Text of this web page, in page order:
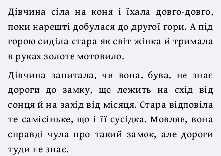
Дівчина сіла на коня і їхала довго-довго,
поки нарешті добулася до другої гори. А під
горою сиділа стара як світ жінка й тримала
в руках золоте мотовило.
Дівчина запитала, чи вона, бува, не знає
дороги до замку, що лежить на схід від
сонця й на захід від місяця. Стара відповіла
те самісіньке, що і її сусідка. Мовляв, вона
справді чула про такий замок, але дороги
туди не знає.